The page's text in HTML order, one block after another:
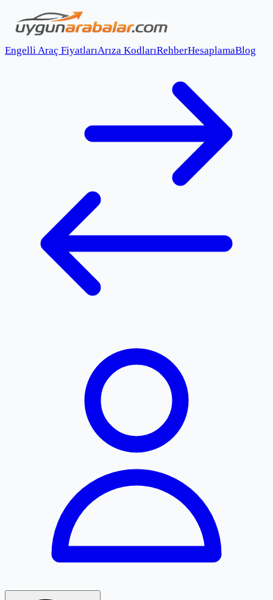
Engelli Araç FiyatlarıArıza KodlarıRehberHesaplamaBlog